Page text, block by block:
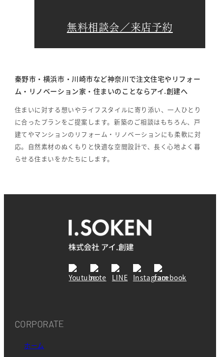
無料相談会／来店予約
秦野市・横浜市・川崎市など神奈川で注文住宅やリフォー
ム・リノベーション家・住まいのことならアイ.創建へ
住まいに対する想いやライフスタイルに寄り添い、一人ひとり
に合ったプランをご提案します。新築のご相談はもちろん、戸
建てやマンションのリフォーム・リノベーションにも柔軟に対
応。自然素材のぬくもりと快適な空間設計で、長く心地よく暮
らせる住まいをかたちにします。
CORPORATE
ホーム